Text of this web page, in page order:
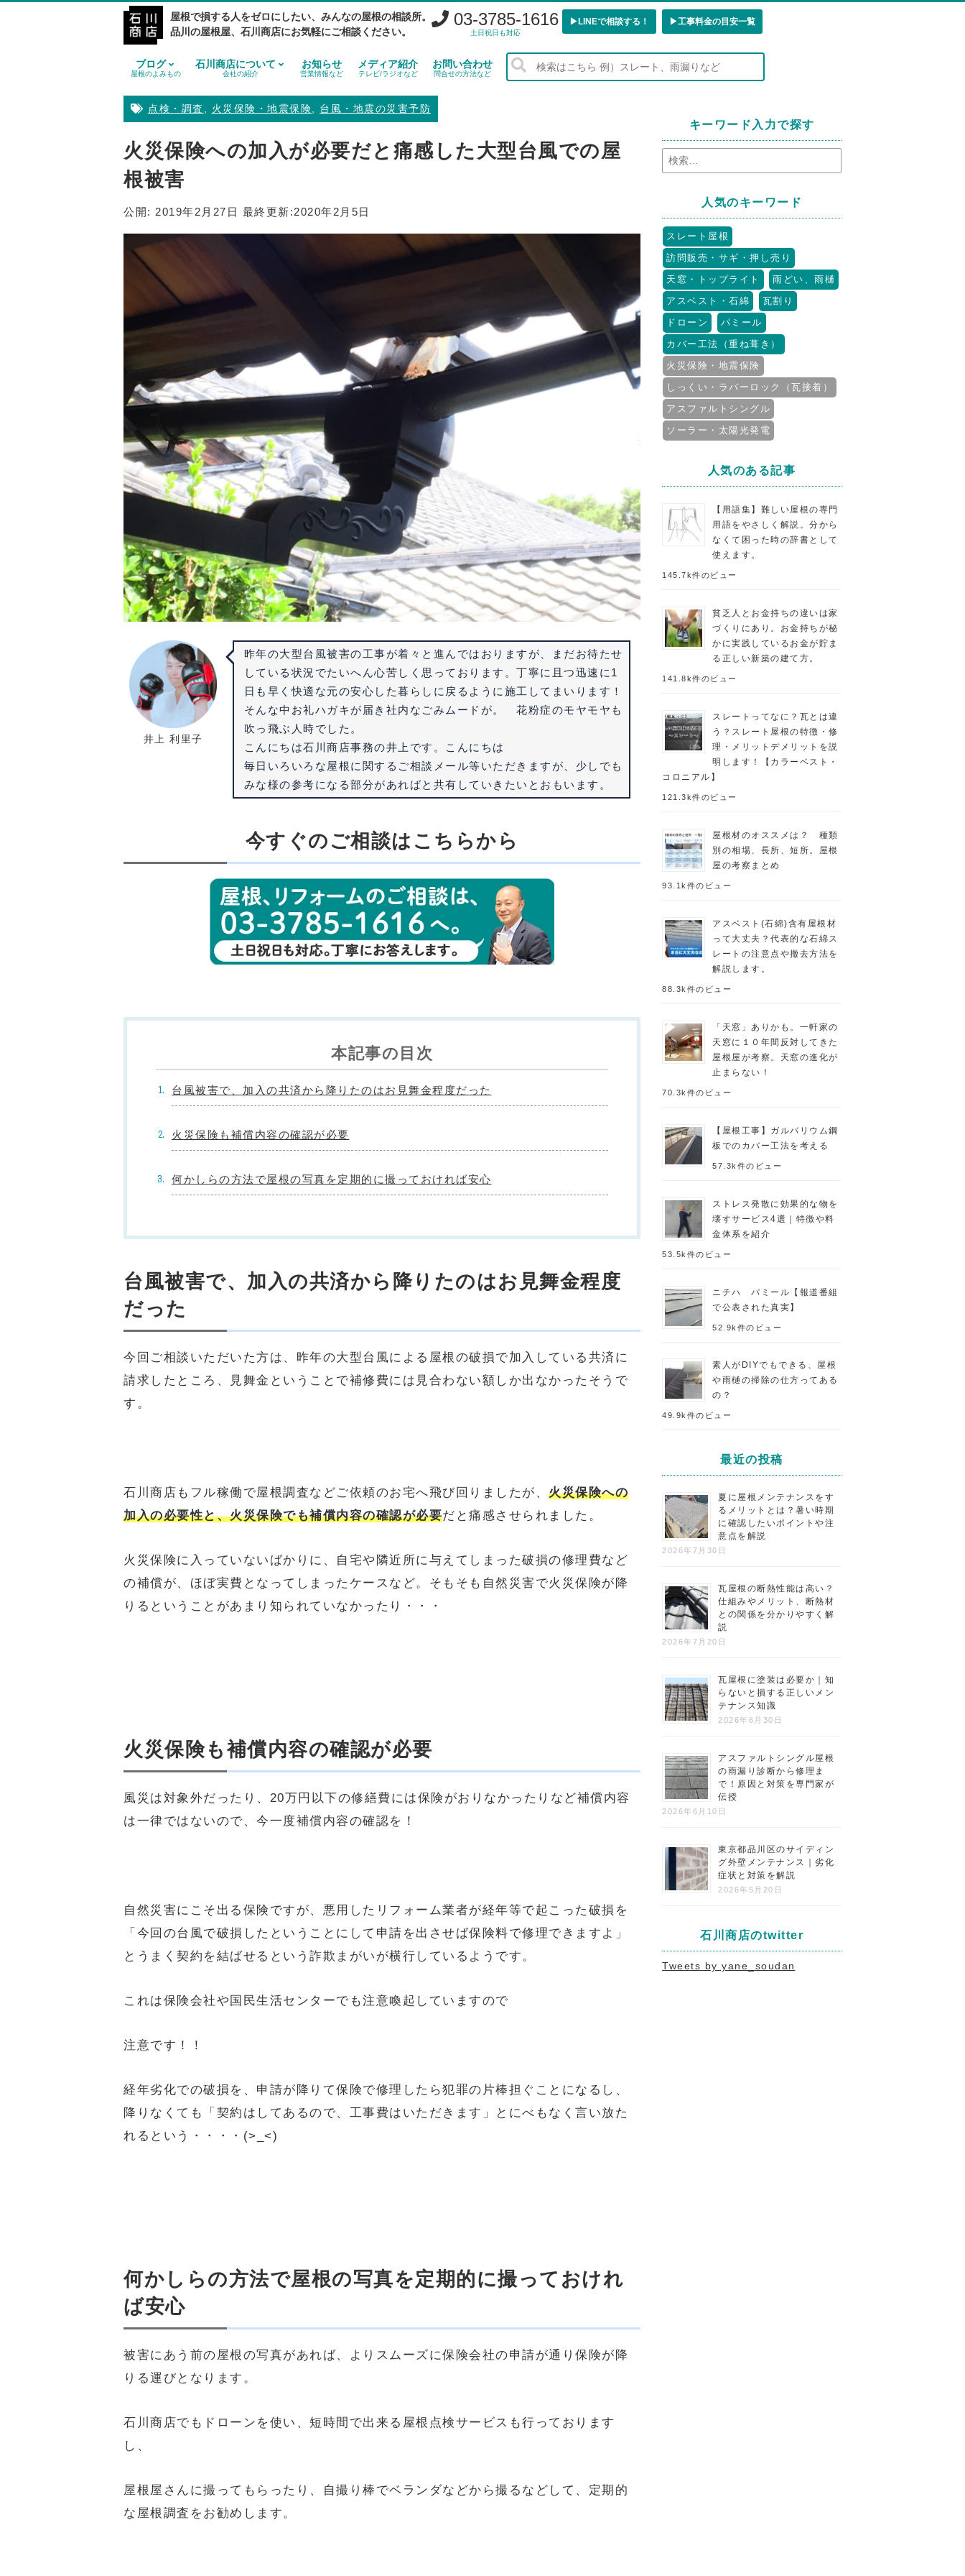
屋根で損する人をゼロにしたい、みんなの屋根の相談所。
品川の屋根屋、石川商店にお気軽にご相談ください。
03-3785-1616
土日祝日も対応
▶︎LINEで相談する！ ▶︎工事料金の目安一覧
ブログ
屋根のよみもの
石川商店について
会社の紹介
お知らせ
営業情報など
メディア紹介
テレビ/ラジオなど
お問い合わせ
問合せの方法など
点検・調査 , 火災保険・地震保険, 台風・地震の災害予防
火災保険への加入が必要だと痛感した大型台風での屋
根被害
公開: 2019年2月27日 最終更新:2020年2月5日
井上 利里子
昨年の大型台風被害の工事が着々と進んではおりますが、まだお待たせ
している状況でたいへん心苦しく思っております。丁寧に且つ迅速に1
日も早く快適な元の安心した暮らしに戻るように施工してまいります！
そんな中お礼ハガキが届き社内なごみムードが。 花粉症のモヤモヤも
吹っ飛ぶ人時でした。
こんにちは石川商店事務の井上です。こんにちは
毎日いろいろな屋根に関するご相談メール等いただきますが、少しでも
みな様の参考になる部分があればと共有していきたいとおもいます。
今すぐのご相談はこちらから
本記事の目次
台風被害で、加入の共済から降りたのはお見舞金程度だった
火災保険も補償内容の確認が必要
何かしらの方法で屋根の写真を定期的に撮っておければ安心
台風被害で、加入の共済から降りたのはお見舞金程度
だった
今回ご相談いただいた方は、昨年の大型台風による屋根の破損で加入している共済に
請求したところ、見舞金ということで補修費には見合わない額しか出なかったそうで
す。
石川商店もフル稼働で屋根調査などご依頼のお宅へ飛び回りましたが、 火災保険への
加入の必要性と、火災保険でも補償内容の確認が必要だと痛感させられました。
火災保険に入っていないばかりに、自宅や隣近所に与えてしまった破損の修理費など
の補償が、ほぼ実費となってしまったケースなど。そもそも自然災害で火災保険が降
りるということがあまり知られていなかったり・・・
火災保険も補償内容の確認が必要
風災は対象外だったり、20万円以下の修繕費には保険がおりなかったりなど補償内容
は一律ではないので、今一度補償内容の確認を！
自然災害にこそ出る保険ですが、悪用したリフォーム業者が経年等で起こった破損を
「今回の台風で破損したということにして申請を出させば保険料で修理できますよ」
とうまく契約を結ばせるという詐欺まがいが横行しているようです。
これは保険会社や国民生活センターでも注意喚起していますので
注意です！！
経年劣化での破損を、申請が降りて保険で修理したら犯罪の片棒担ぐことになるし、
降りなくても「契約はしてあるので、工事費はいただきます」とにべもなく言い放た
れるという・・・・(>_<)
何かしらの方法で屋根の写真を定期的に撮っておけれ
ば安心
被害にあう前の屋根の写真があれば、よりスムーズに保険会社の申請が通り保険が降
りる運びとなります。
石川商店でもドローンを使い、短時間で出来る屋根点検サービスも行っております
し、
屋根屋さんに撮ってもらったり、自撮り棒でベランダなどから撮るなどして、定期的
な屋根調査をお勧めします。
キーワード入力で探す
人気のキーワード
スレート屋根
訪問販売・サギ・押し売り
天窓・トップライト
雨どい、雨樋
アスベスト・石綿
瓦割り
ドローン
パミール
カバー工法（重ね葺き）
火災保険・地震保険
しっくい・ラバーロック（瓦接着）
アスファルトシングル
ソーラー・太陽光発電
人気のある記事
【用語集】難しい屋根の専門
用語をやさしく解説。分から
なくて困った時の辞書として
使えます。
145.7k件のビュー
貧乏人とお金持ちの違いは家
づくりにあり。お金持ちが秘
かに実践しているお金が貯ま
る正しい新築の建て方。
141.8k件のビュー
スレートってなに？瓦とは違
う？スレート屋根の特徴・修
理・メリットデメリットを説
明します！【カラーベスト・
コロニアル】
121.3k件のビュー
屋根材のオススメは？ 種類
別の相場、長所、短所。屋根
屋の考察まとめ
93.1k件のビュー
アスベスト(石綿)含有屋根材
って大丈夫？代表的な石綿ス
レートの注意点や撤去方法を
解説します。
88.3k件のビュー
「天窓」ありかも。一軒家の
天窓に１０年間反対してきた
屋根屋が考察。天窓の進化が
止まらない！
70.3k件のビュー
【屋根工事】ガルバリウム鋼
板でのカバー工法を考える
57.3k件のビュー
ストレス発散に効果的な物を
壊すサービス4選｜特徴や料
金体系を紹介
53.5k件のビュー
ニチハ パミール【報道番組
で公表された真実】
52.9k件のビュー
素人がDIYでもできる、屋根
や雨樋の掃除の仕方ってある
の？
49.9k件のビュー
最近の投稿
夏に屋根メンテナンスをす
るメリットとは？暑い時期
に確認したいポイントや注
意点を解説
2026年7月30日
瓦屋根の断熱性能は高い？
仕組みやメリット、断熱材
との関係を分かりやすく解
説
2026年7月20日
瓦屋根に塗装は必要か｜知
らないと損する正しいメン
テナンス知識
2026年6月30日
アスファルトシングル屋根
の雨漏り診断から修理ま
で！原因と対策を専門家が
伝授
2026年6月10日
東京都品川区のサイディン
グ外壁メンテナンス｜劣化
症状と対策を解説
2026年5月20日
石川商店のtwitter
Tweets by yane_soudan